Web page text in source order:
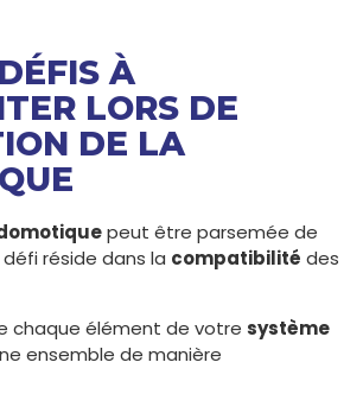
À
LORS DE
DE LA
peut être parsemée de
réside dans la compatibilité des
chaque élément de votre système
ensemble de manière